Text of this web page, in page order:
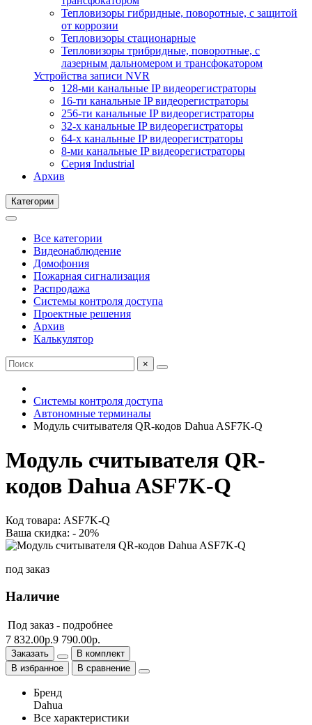
Тепловизоры гибридные, поворотные, с защитой
от коррозии
Тепловизоры стационарные
Тепловизоры трибридные, поворотные, с
лазерным дальномером и трансфокатором
Устройства записи NVR
128-ми канальные IP видеорегистраторы
16-ти канальные IP видеорегистраторы
256-ти канальные IP видеорегистраторы
32-х канальные IP видеорегистраторы
64-х канальные IP видеорегистраторы
8-ми канальные IP видеорегистраторы
Серия Industrial
Архив
Категории
Все категории
Видеонаблюдение
Домофония
Пожарная сигнализация
Распродажа
Системы контроля доступа
Проектные решения
Архив
Калькулятор
×
Системы контроля доступа
Автономные терминалы
Модуль считывателя QR-кодов Dahua ASF7K-Q
Модуль считывателя QR-
кодов Dahua ASF7K-Q
Код товара: ASF7K-Q
Ваша скидка: - 20%
под заказ
Наличие
Под заказ - подробнее
7 832.00р.9 790.00р.
Заказать
В комплект
В избранное
В сравнение
Бренд
Dahua
Все характеристики